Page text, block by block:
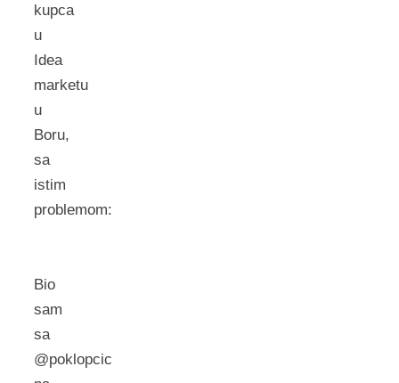
kupca
u
Idea
marketu
u
Boru,
sa
istim
problemom:
Bio
sam
sa
@poklopcic